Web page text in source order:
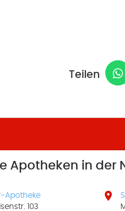
Teilen
Apotheken in der
Apotheke
103
